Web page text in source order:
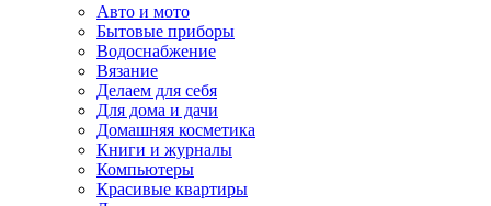
Авто и мото
Бытовые приборы
Водоснабжение
Вязание
Делаем для себя
Для дома и дачи
Домашняя косметика
Книги и журналы
Компьютеры
Красивые квартиры